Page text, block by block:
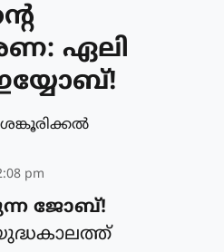
ഏലി
ശങ്കൂരിക്കല്‍
pm
ജോബ്!